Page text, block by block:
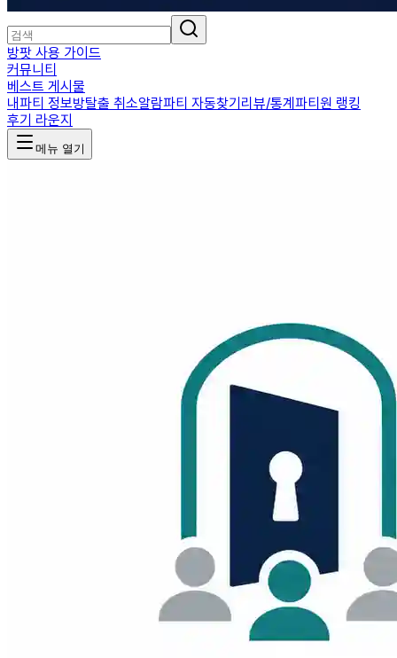
방팟 사용 가이드
커뮤니티
베스트 게시물
내파티 정보방탈출 취소알람파티 자동찾기리뷰/통계파티원 랭킹
후기 라운지
메뉴 열기